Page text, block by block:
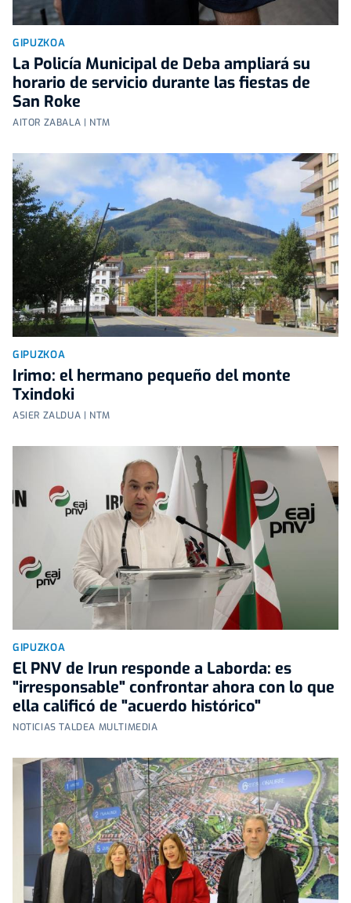
GIPUZKOA
La Policía Municipal de Deba ampliará su
horario de servicio durante las fiestas de
San Roke
AITOR ZABALA | NTM
GIPUZKOA
Irimo: el hermano pequeño del monte
Txindoki
ASIER ZALDUA | NTM
GIPUZKOA
El PNV de Irun responde a Laborda: es
"irresponsable" confrontar ahora con lo que
ella calificó de "acuerdo histórico"
NOTICIAS TALDEA MULTIMEDIA